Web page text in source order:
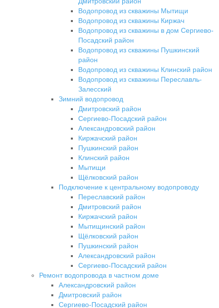
Водопровод из скважины Мытищи
Водопровод из скважины Киржач
Водопровод из скважины в дом Сергиево-
Посадский район
Водопровод из скважины Пушкинский
район
Водопровод из скважины Клинский район
Водопровод из скважины Переславль-
Залесский
Зимний водопровод
Дмитровский район
Сергиево-Посадский район
Александровский район
Киржачский район
Пушкинский район
Клинский район
Мытищи
Щёлковский район
Подключение к центральному водопроводу
Переславский район
Дмитровский район
Киржачский район
Мытищинский район
Щёлковский район
Пушкинский район
Александровский район
Сергиево-Посадский район
Ремонт водопровода в частном доме
Александровский район
Дмитровский район
Сергиево-Посадский район